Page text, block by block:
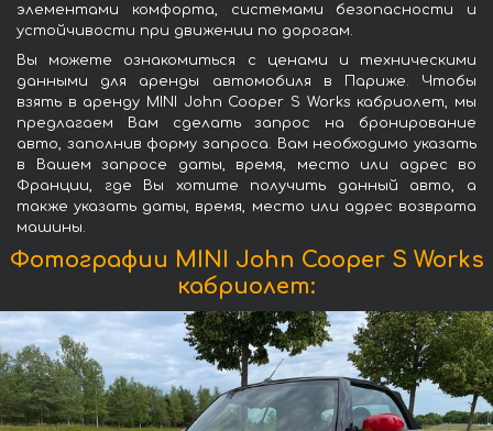
элементами комфорта, системами безопасности и
устойчивости при движении по дорогам.
Вы можете ознакомиться с ценами и техническими
данными для аренды автомобиля в Париже. Чтобы
взять в аренду MINI John Cooper S Works кабриолет, мы
предлагаем Вам сделать запрос на бронирование
авто, заполнив форму запроса. Вам необходимо указать
в Вашем запросе даты, время, место или адрес во
Франции, где Вы хотите получить данный авто, а
также указать даты, время, место или адрес возврата
машины.
Фотографии MINI John Cooper S Works
кабриолет: